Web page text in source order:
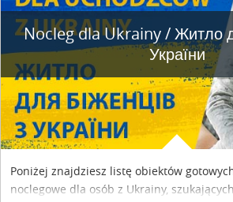
Nocleg dla Ukrainy / Житло
України
Poniżej znajdziesz listę obiektów
noclegowe dla osób z Ukrainy,